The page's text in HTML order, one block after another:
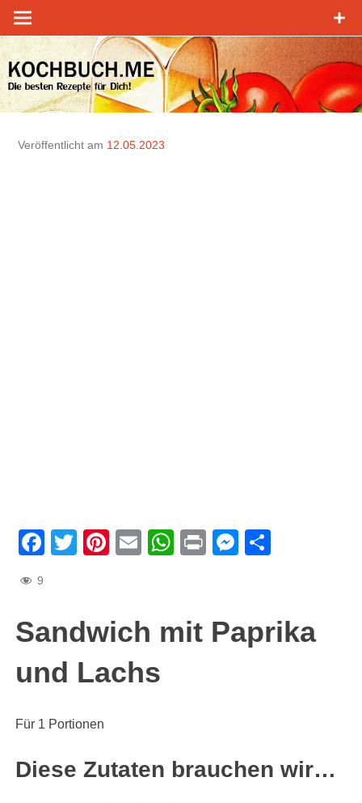
Zum
Inhalt
springen
Veröffentlicht am 12.05.2023
Facebook
TwitterPinterest
EmailWhatsApp
Print
9
Sandwich mit Paprika
und Lachs
Für 1 Portionen
Diese Zutaten brauchen wir…